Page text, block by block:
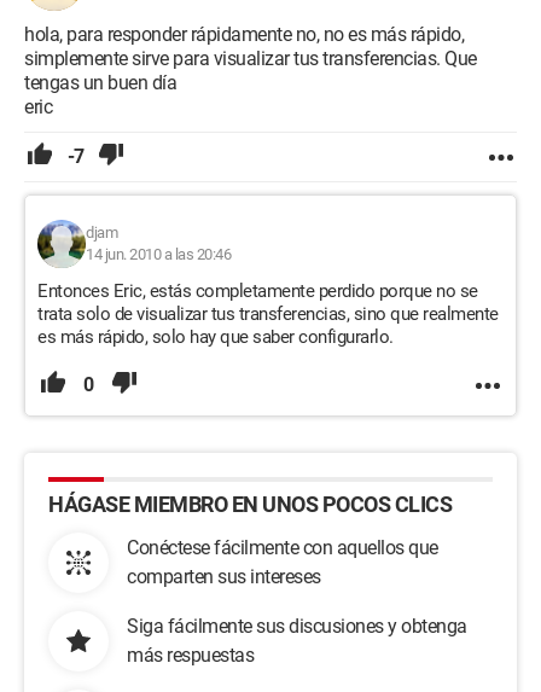
hola, para responder rápidamente no, no es más rápido,
simplemente sirve para visualizar tus transferencias. Que
tengas un buen día
eric
-7
djam
14 jun. 2010 a las 20:46
Entonces Eric, estás completamente perdido porque no se
trata solo de visualizar tus transferencias, sino que realmente
es más rápido, solo hay que saber configurarlo.
0
HÁGASE MIEMBRO EN UNOS POCOS CLICS
Conéctese fácilmente con aquellos que
comparten sus intereses
Siga fácilmente sus discusiones y obtenga
más respuestas